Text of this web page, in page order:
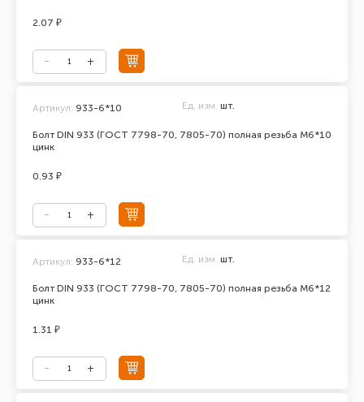
2.07 ₽
Болт DIN 933 (ГОСТ 7798-70, 7805-70) полная резьба М6*10
цинк
Артикул: 933-6*10 Ед. изм. шт.
0.93 ₽
Болт DIN 933 (ГОСТ 7798-70, 7805-70) полная резьба М6*12
цинк
Артикул: 933-6*12 Ед. изм. шт.
1.31 ₽